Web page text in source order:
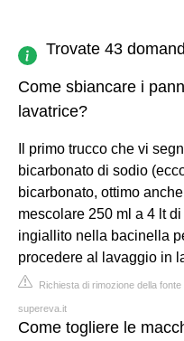
Trovate 43
Come sbiancare i
lavatrice?
Il primo trucco che vi
bicarbonato di sodio
bicarbonato, ottimo
mescolare 250 ml a 4 lt
ingiallito nella bacinella
procedere al lavaggio in
Richiesta di rimozione della fonte
supereva.it
Come togliere le